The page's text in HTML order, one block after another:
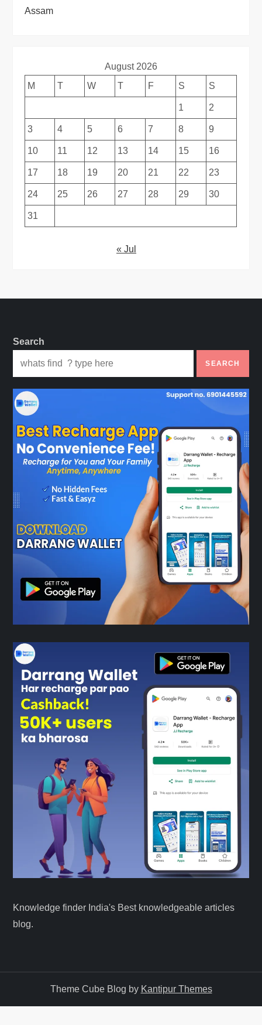
Assam
August 2026
M
T W T F S S
1 2
3 4 5 6 7 8 9
10 11 12 13 14 15 16
17 18 19 20 21 22 23
24 25 26 27 28 29 30
31
« Jul
Search
SEARCH
Knowledge finder India's Best knowledgeable articles
blog.
Theme Cube Blog by Kantipur Themes